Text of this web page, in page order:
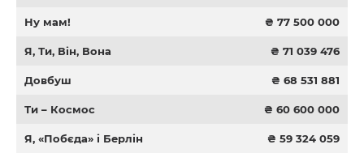
Ну мам! ₴ 77 500 000
Я, Ти, Він, Вона ₴ 71 039 476
Довбуш ₴ 68 531 881
Ти – Космос ₴ 60 600 000
Я, «Побєда» і Берлін ₴ 59 324 059